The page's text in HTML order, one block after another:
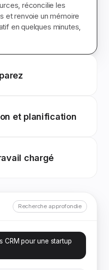
réconcilie les
et renvoie un mémoire
en quelques minutes,
et planification
chargé
Recherche approfondie
CRM pour une startup